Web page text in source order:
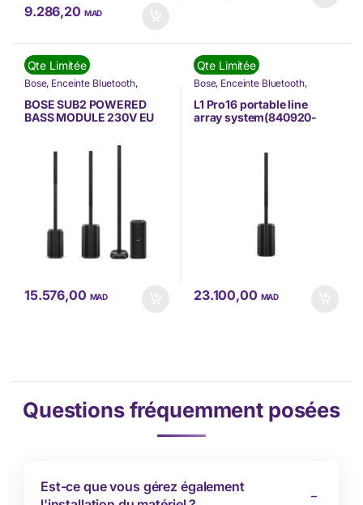
9.286,20 MAD
Qte Limitée
Bose, Enceinte Bluetooth,
Nouvel arrivage,Son,Tv & High
Tech
BOSE SUB2 POWERED
BASS MODULE 230V EU
15.576,00 MAD
Qte Limitée
Bose, Enceinte Bluetooth,
Nouvel arrivage,Son
L1 Pro16 portable line
array system(840920-
23.100,00 MAD
Questions fréquemment posées
Est-ce que vous gérez également